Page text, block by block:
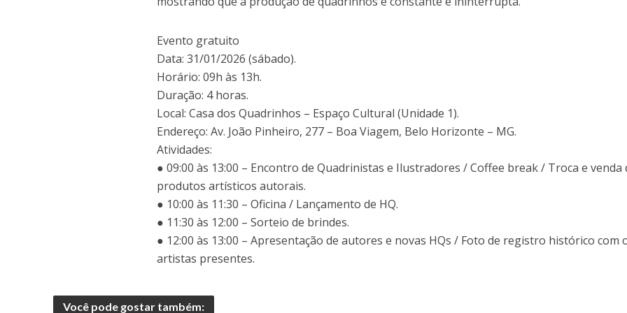
Evento gratuito
Data: 31/01/2026 (sábado).
Horário: 09h às 13h.
Duração: 4 horas.
Local: Casa dos Quadrinhos – Espaço Cultural (Unidade 1).
Endereço: Av. João Pinheiro, 277 – Boa Viagem, Belo Horizonte – MG.
Atividades:
● 09:00 às 13:00 – Encontro de Quadrinistas e Ilustradores / Coffee break / Troca e venda
produtos artísticos autorais.
● 10:00 às 11:30 – Oficina / Lançamento de HQ.
● 11:30 às 12:00 – Sorteio de brindes.
● 12:00 às 13:00 – Apresentação de autores e novas HQs / Foto de registro histórico com
artistas presentes.
Você pode gostar também: